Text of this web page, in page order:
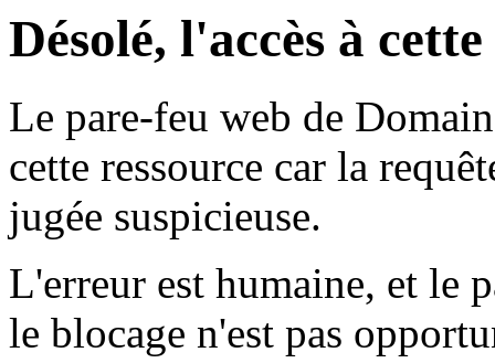
Désolé, l'accès à
Le pare-feu web de
cette ressource car la
jugée suspicieuse.
L'erreur est humaine, et le
le blocage n'est pas